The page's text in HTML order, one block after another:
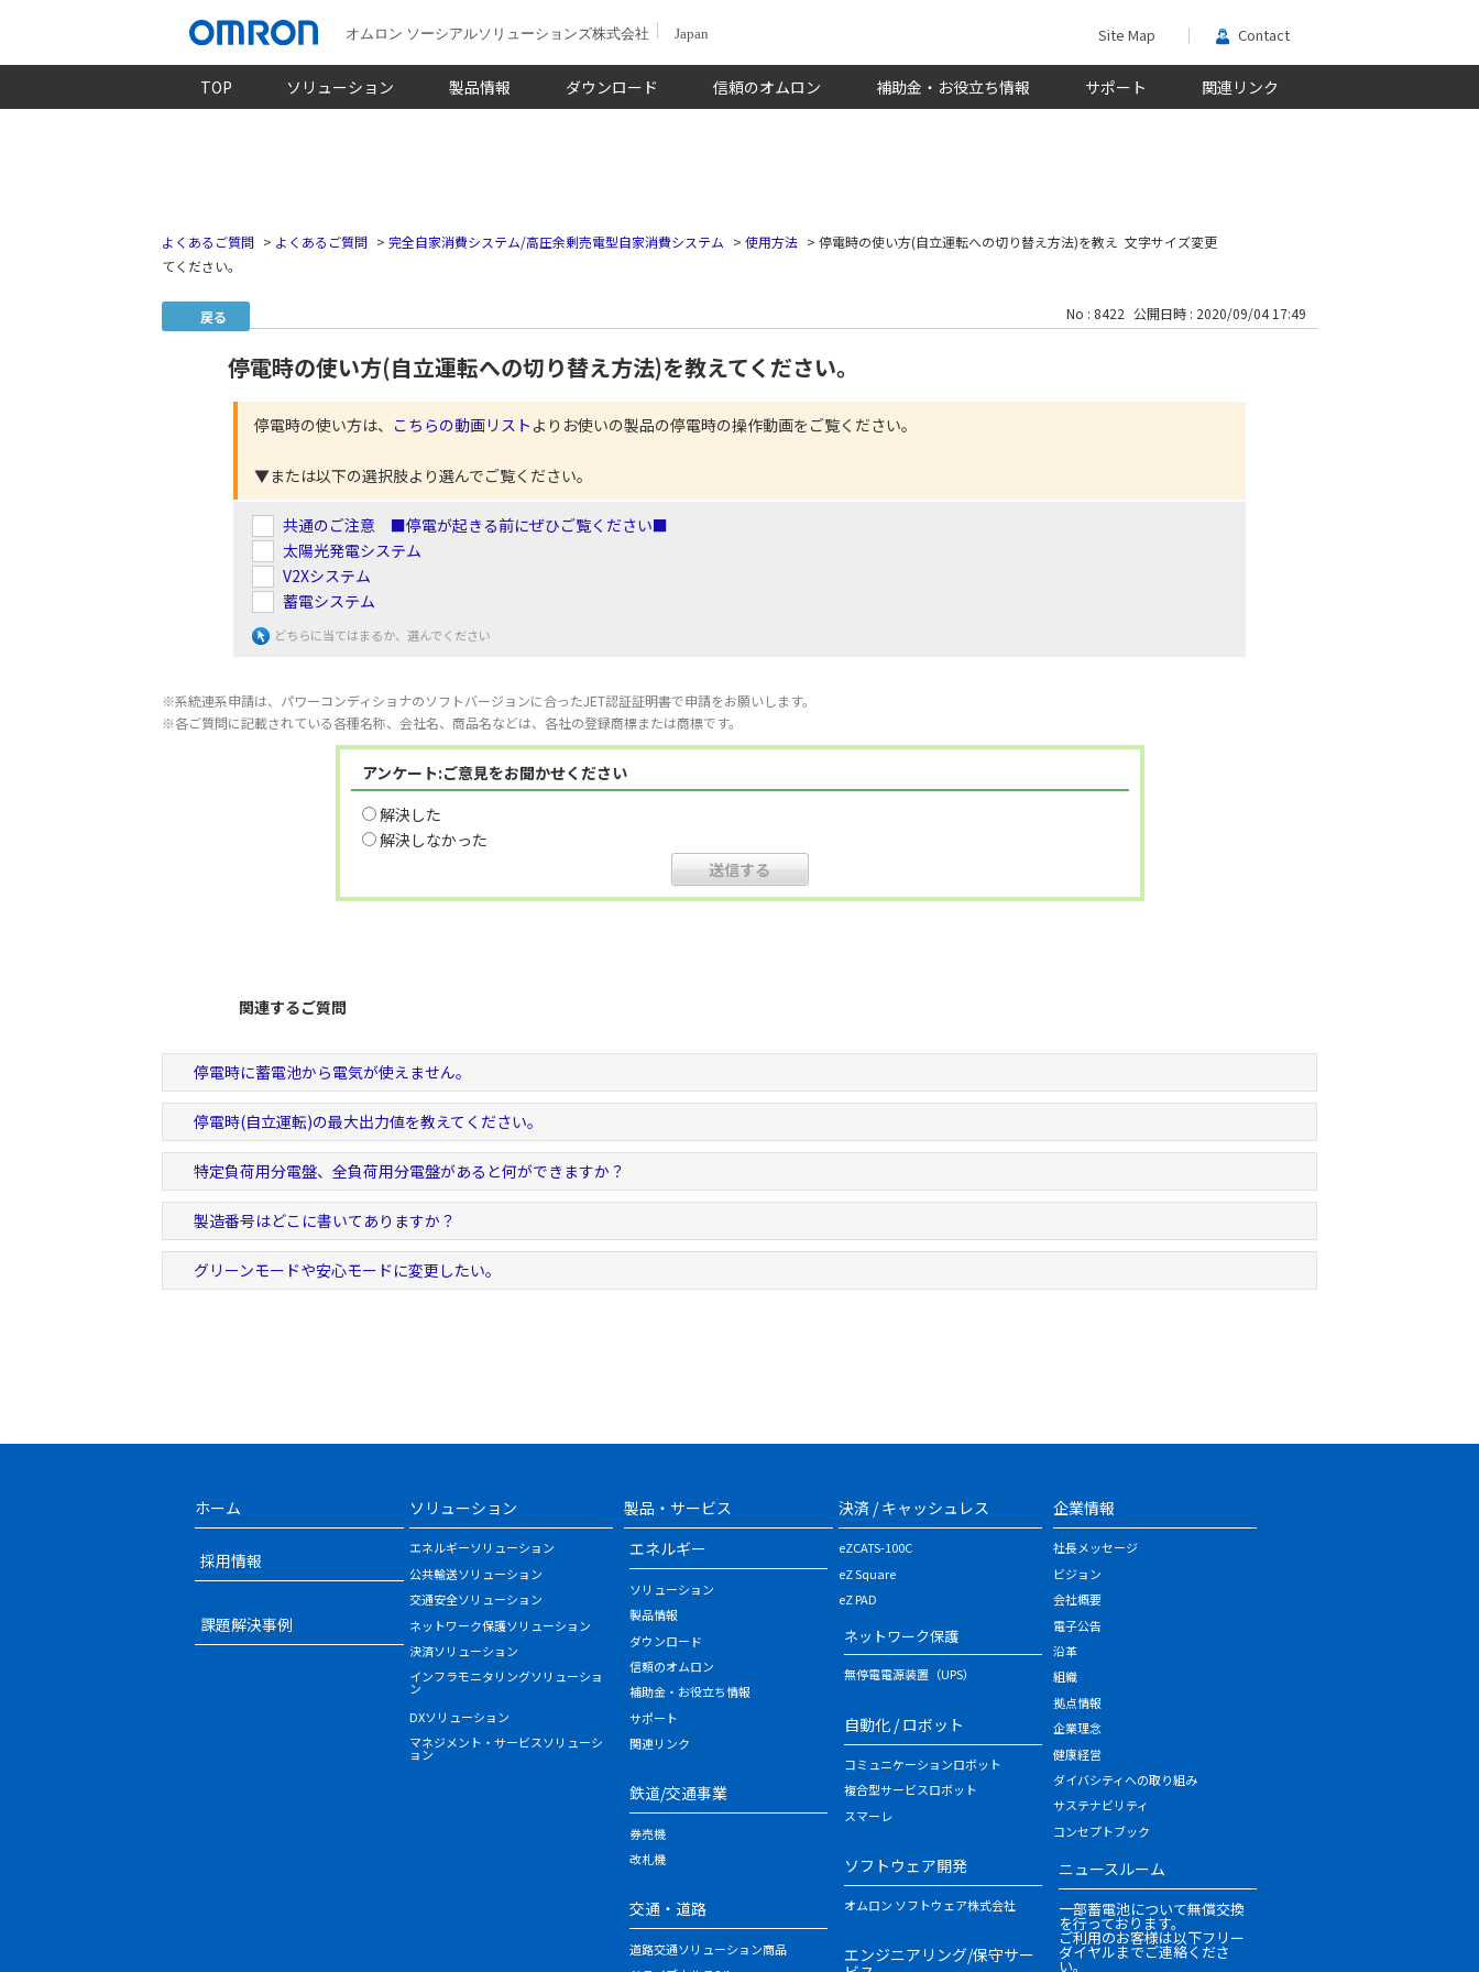
オムロン ソーシアルソリューションズ株式会社 Japan Site Map Contact
TOP ソリューション 製品情報 ダウンロード 信頼のオムロン 補助金・お役立ち情報 サポート 関連リンク
文字サイズ変更
よくあるご質問 > よくあるご質問 > 完全自家消費システム/高圧余剰売電型自家消費システム > 使用方法 > 停電時の使い方(自立運転への切り替え方法)を教え
てください。
戻る No : 8422 公開日時 : 2020/09/04 17:49
停電時の使い方(自立運転への切り替え方法)を教えてください。
停電時の使い方は、 こちらの動画リスト よりお使いの製品の停電時の操作動画をご覧ください。
▼または以下の選択肢より選んでご覧ください。
共通のご注意 ■停電が起きる前にぜひご覧ください■
太陽光発電システム
V2Xシステム
蓄電システム
どちらに当てはまるか、選んでください
※系統連系申請は、パワーコンディショナのソフトバージョンに合ったJET認証証明書で申請をお願いします。
※各ご質問に記載されている各種名称、会社名、商品名などは、各社の登録商標または商標です。
アンケート:ご意見をお聞かせください
解決した
解決しなかった
関連するご質問
停電時に蓄電池から電気が使えません。
停電時(自立運転)の最大出力値を教えてください。
特定負荷用分電盤、全負荷用分電盤があると何ができますか？
製造番号はどこに書いてありますか？
グリーンモードや安心モードに変更したい。
ホーム
採用情報
課題解決事例
ソリューション
エネルギーソリューション
公共輸送ソリューション
交通安全ソリューション
ネットワーク保護ソリューション
決済ソリューション
インフラモニタリングソリューショ
ン
DXソリューション
マネジメント・サービスソリューシ
ョン
製品・サービス
エネルギー
ソリューション
製品情報
ダウンロード
信頼のオムロン
補助金・お役立ち情報
サポート
関連リンク
鉄道/交通事業
券売機
改札機
交通・道路
道路交通ソリューション商品
決済 / キャッシュレス
eZCATS-100C
eZ Square
eZ PAD
ネットワーク保護
無停電電源装置（UPS）
自動化 / ロボット
コミュニケーションロボット
複合型サービスロボット
スマーレ
ソフトウェア開発
オムロン ソフトウェア株式会社
エンジニアリング/保守サー
企業情報
社長メッセージ
ビジョン
会社概要
電子公告
沿革
組織
拠点情報
企業理念
健康経営
ダイバシティへの取り組み
サステナビリティ
コンセプトブック
ニュースルーム
一部蓄電池について無償交換
を行っております。
ご利用のお客様は以下フリー
ダイヤルまでご連絡くださ
い。